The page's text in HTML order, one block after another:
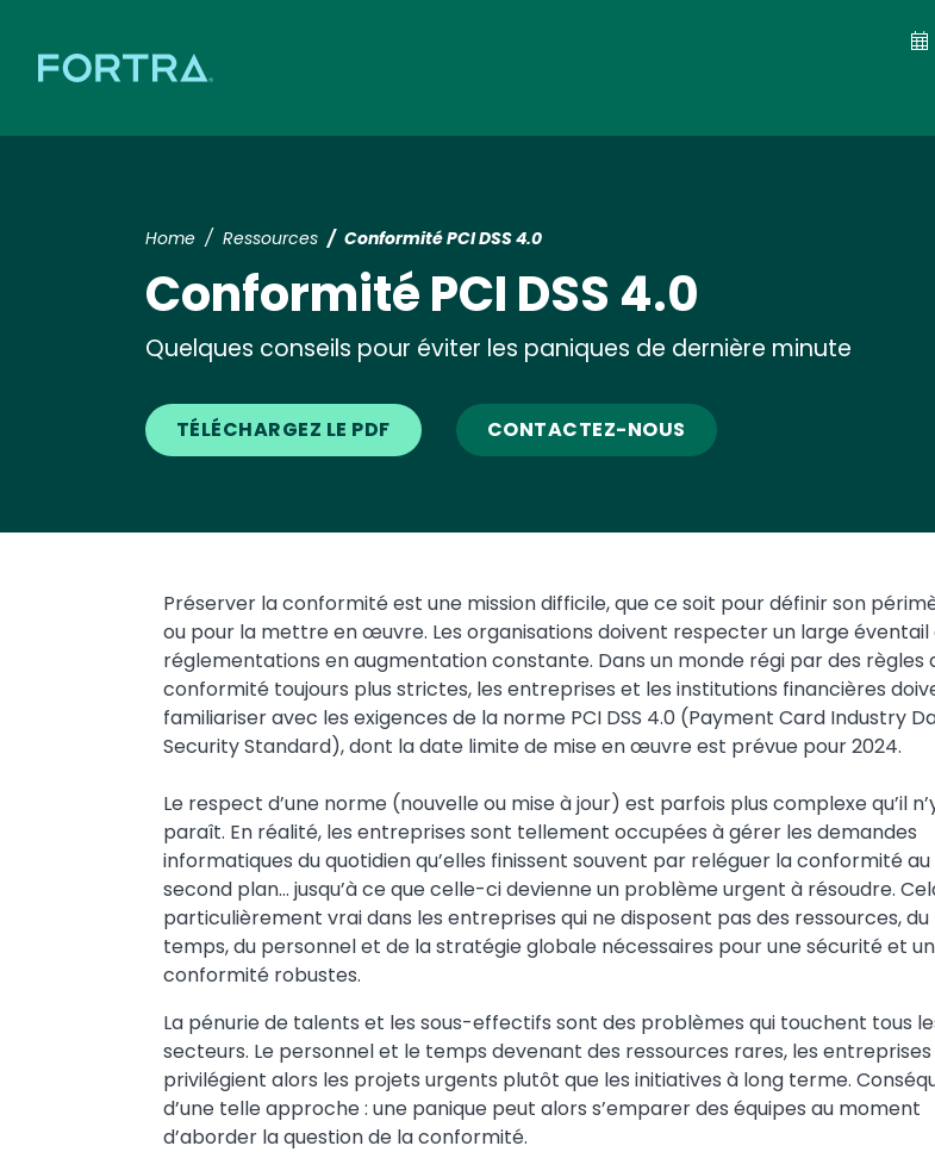
Home Ressources Conformité PCI DSS 4.0
Conformité PCI DSS 4.0
Quelques conseils pour éviter les paniques de dernière minute
TÉLÉCHARGEZ LE PDF CONTACTEZ-NOUS
Text
Préserver la conformité est une mission difficile, que ce soit pour définir son
ou pour la mettre en œuvre. Les organisations doivent respecter un large éventail
réglementations en augmentation constante. Dans un monde régi par des règles
conformité toujours plus strictes, les entreprises et les institutions financières
familiariser avec les exigences de la norme PCI DSS 4.0 (Payment Card Industry
Security Standard), dont la date limite de mise en œuvre est prévue pour 2024.
Le respect d’une norme (nouvelle ou mise à jour) est parfois plus complexe qu’il
paraît. En réalité, les entreprises sont tellement occupées à gérer les demandes
informatiques du quotidien qu’elles finissent souvent par reléguer la conformité au
second plan... jusqu’à ce que celle-ci devienne un problème urgent à résoudre.
particulièrement vrai dans les entreprises qui ne disposent pas des ressources, du
temps, du personnel et de la stratégie globale nécessaires pour une sécurité et
conformité robustes.
La pénurie de talents et les sous-effectifs sont des problèmes qui touchent tous
secteurs. Le personnel et le temps devenant des ressources rares, les entreprises
privilégient alors les projets urgents plutôt que les initiatives à long terme.
d’une telle approche : une panique peut alors s’emparer des équipes au moment
d’aborder la question de la conformité.